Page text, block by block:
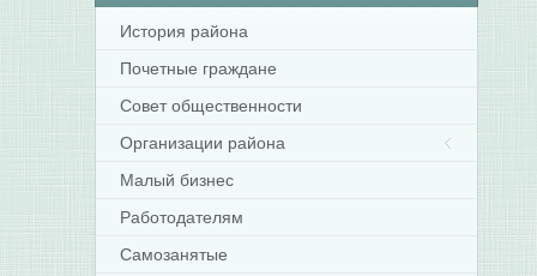
История района
Почетные граждане
Совет общественности
Организации района
Малый бизнес
Работодателям
Самозанятые